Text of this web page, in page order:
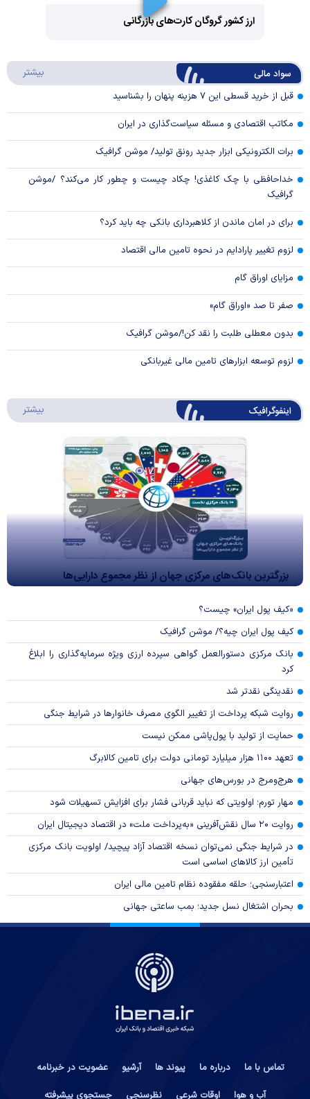
Video
Video
ارز کشور گروگان کارت‌های بازرگانی
سواد مالی بیشتر
قبل از خرید قسطی این ۷ هزینه پنهان را بشناسید
مکاتب اقتصادی و مسئله سیاست‌گذاری در ایران
برات الکترونیکی ابزار جدید رونق تولید/ موشن گرافیک
خداحافظی با چک کاغذی! چکاد چیست و چطور کار می‌کند؟ /موشن
گرافیک
برای در امان ماندن از کلاهبرداری بانکی چه باید کرد؟
لزوم تغییر پارادایم در نحوه تامین مالی اقتصاد
مزایای اوراق گام
صفر تا صد «اوراق گام»
بدون معطلی طلبت را نقد کن!/موشن گرافیک
لزوم توسعه ابزارهای تامین مالی غیربانکی
اینفوگرافیک بیشتر
بزرگترین بانک‌های مرکزی جهان از نظر مجموع دارایی‌ها
«کیف پول ایران» چیست؟
کیف پول ایران چیه؟/ موشن گرافیک
بانک مرکزی دستورالعمل گواهی سپرده ارزی ویژه سرمایه‌گذاری را ابلاغ
کرد
نقدینگی نقدتر شد
روایت شبکه پرداخت از تغییر الگوی مصرف خانوار‌ها در شرایط جنگی
حمایت از تولید با پول‌پاشی ممکن نیست
تعهد ۱۱۰۰ هزار میلیارد تومانی دولت برای تامین کالابرگ
هرج‌ومرج در بورس‌های جهانی
مهار تورم؛ اولویتی که نباید قربانی فشار برای افزایش تسهیلات شود
روایت ۲۰ سال نقش‌آفرینی «به‌پرداخت ملت» در اقتصاد دیجیتال ایران
در شرایط جنگی نمی‌توان نسخه اقتصاد آزاد پیچید/ اولویت بانک مرکزی
تأمین ارز کالا‌های اساسی است
اعتبارسنجی؛ حلقه مفقوده نظام تامین مالی ایران
بحران اشتغال نسل جدید؛ بمب ساعتی جهانی
تماس با ما درباره ما پیوند ها آرشیو
عضویت در خبرنامه
آب و هوا
اوقات شرعی نظرسنجی جستجوی پیشرفته